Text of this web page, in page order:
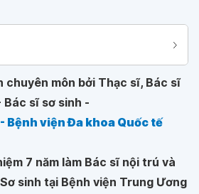
chuyên môn bởi Thạc sĩ, Bác sĩ
Bác sĩ sơ sinh -
Bệnh viện Đa khoa Quốc tế
7 năm làm Bác sĩ nội trú và
sinh tại Bệnh viện Trung Ương